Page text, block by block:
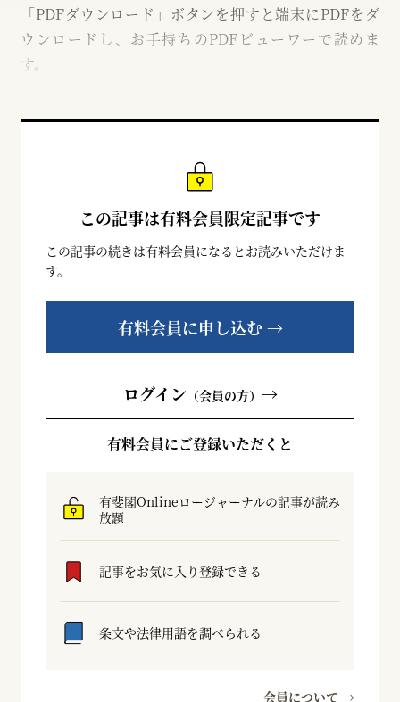
「PDFダウンロード」ボタンを押すと端末にPDFをダ
ウンロードし、お手持ちのPDFビューワーで読めま
す。
この記事は有料会員限定記事です
この記事の続きは有料会員になるとお読みいただけま
す。
有料会員に申し込む →
ログイン （会員の方） →
有料会員にご登録いただくと
有斐閣Onlineロージャーナルの記事が読み
放題
記事をお気に入り登録できる
条文や法律用語を調べられる
会員について →